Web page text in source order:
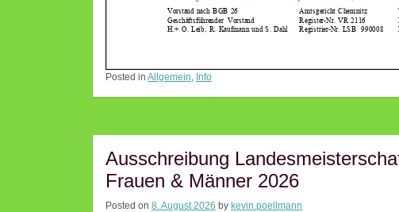
Posted in Allgemein, Info
Ausschreibung
Frauen & Männer 2026
Posted on 8. August 2026 by kevin.poellmann